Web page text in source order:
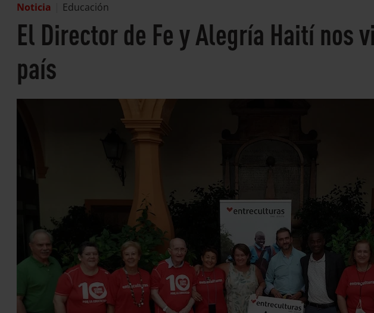
Noticia
Educación
El Director de Fe y Alegría Haití nos
país